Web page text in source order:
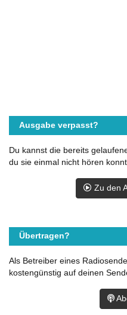
Ausgabe verpasst?
Du kannst die bereits
du sie einmal nicht hören
Zu den
Übertragen?
Als Betreiber eines
kostengünstig auf deinen